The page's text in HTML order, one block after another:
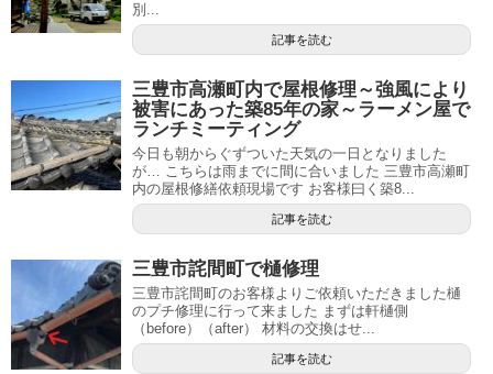
別...
記事を読む
三豊市高瀬町内で屋根修理～強風により
被害にあった築85年の家～ラーメン屋で
ランチミーティング
今日も朝からぐずついた天気の一日となりました
が… こちらは雨までに間に合いました 三豊市高瀬町
内の屋根修繕依頼現場です お客様曰く築8...
記事を読む
三豊市詫間町で樋修理
三豊市詫間町のお客様よりご依頼いただきました樋
のプチ修理に行って来ました まずは軒樋側
（before）（after） 材料の交換はせ...
記事を読む